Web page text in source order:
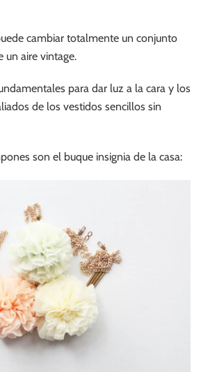
cambiar totalmente un conjunto
un aire vintage.
para dar luz a la cara y los
de los vestidos sencillos sin
son el buque insignia de la casa: